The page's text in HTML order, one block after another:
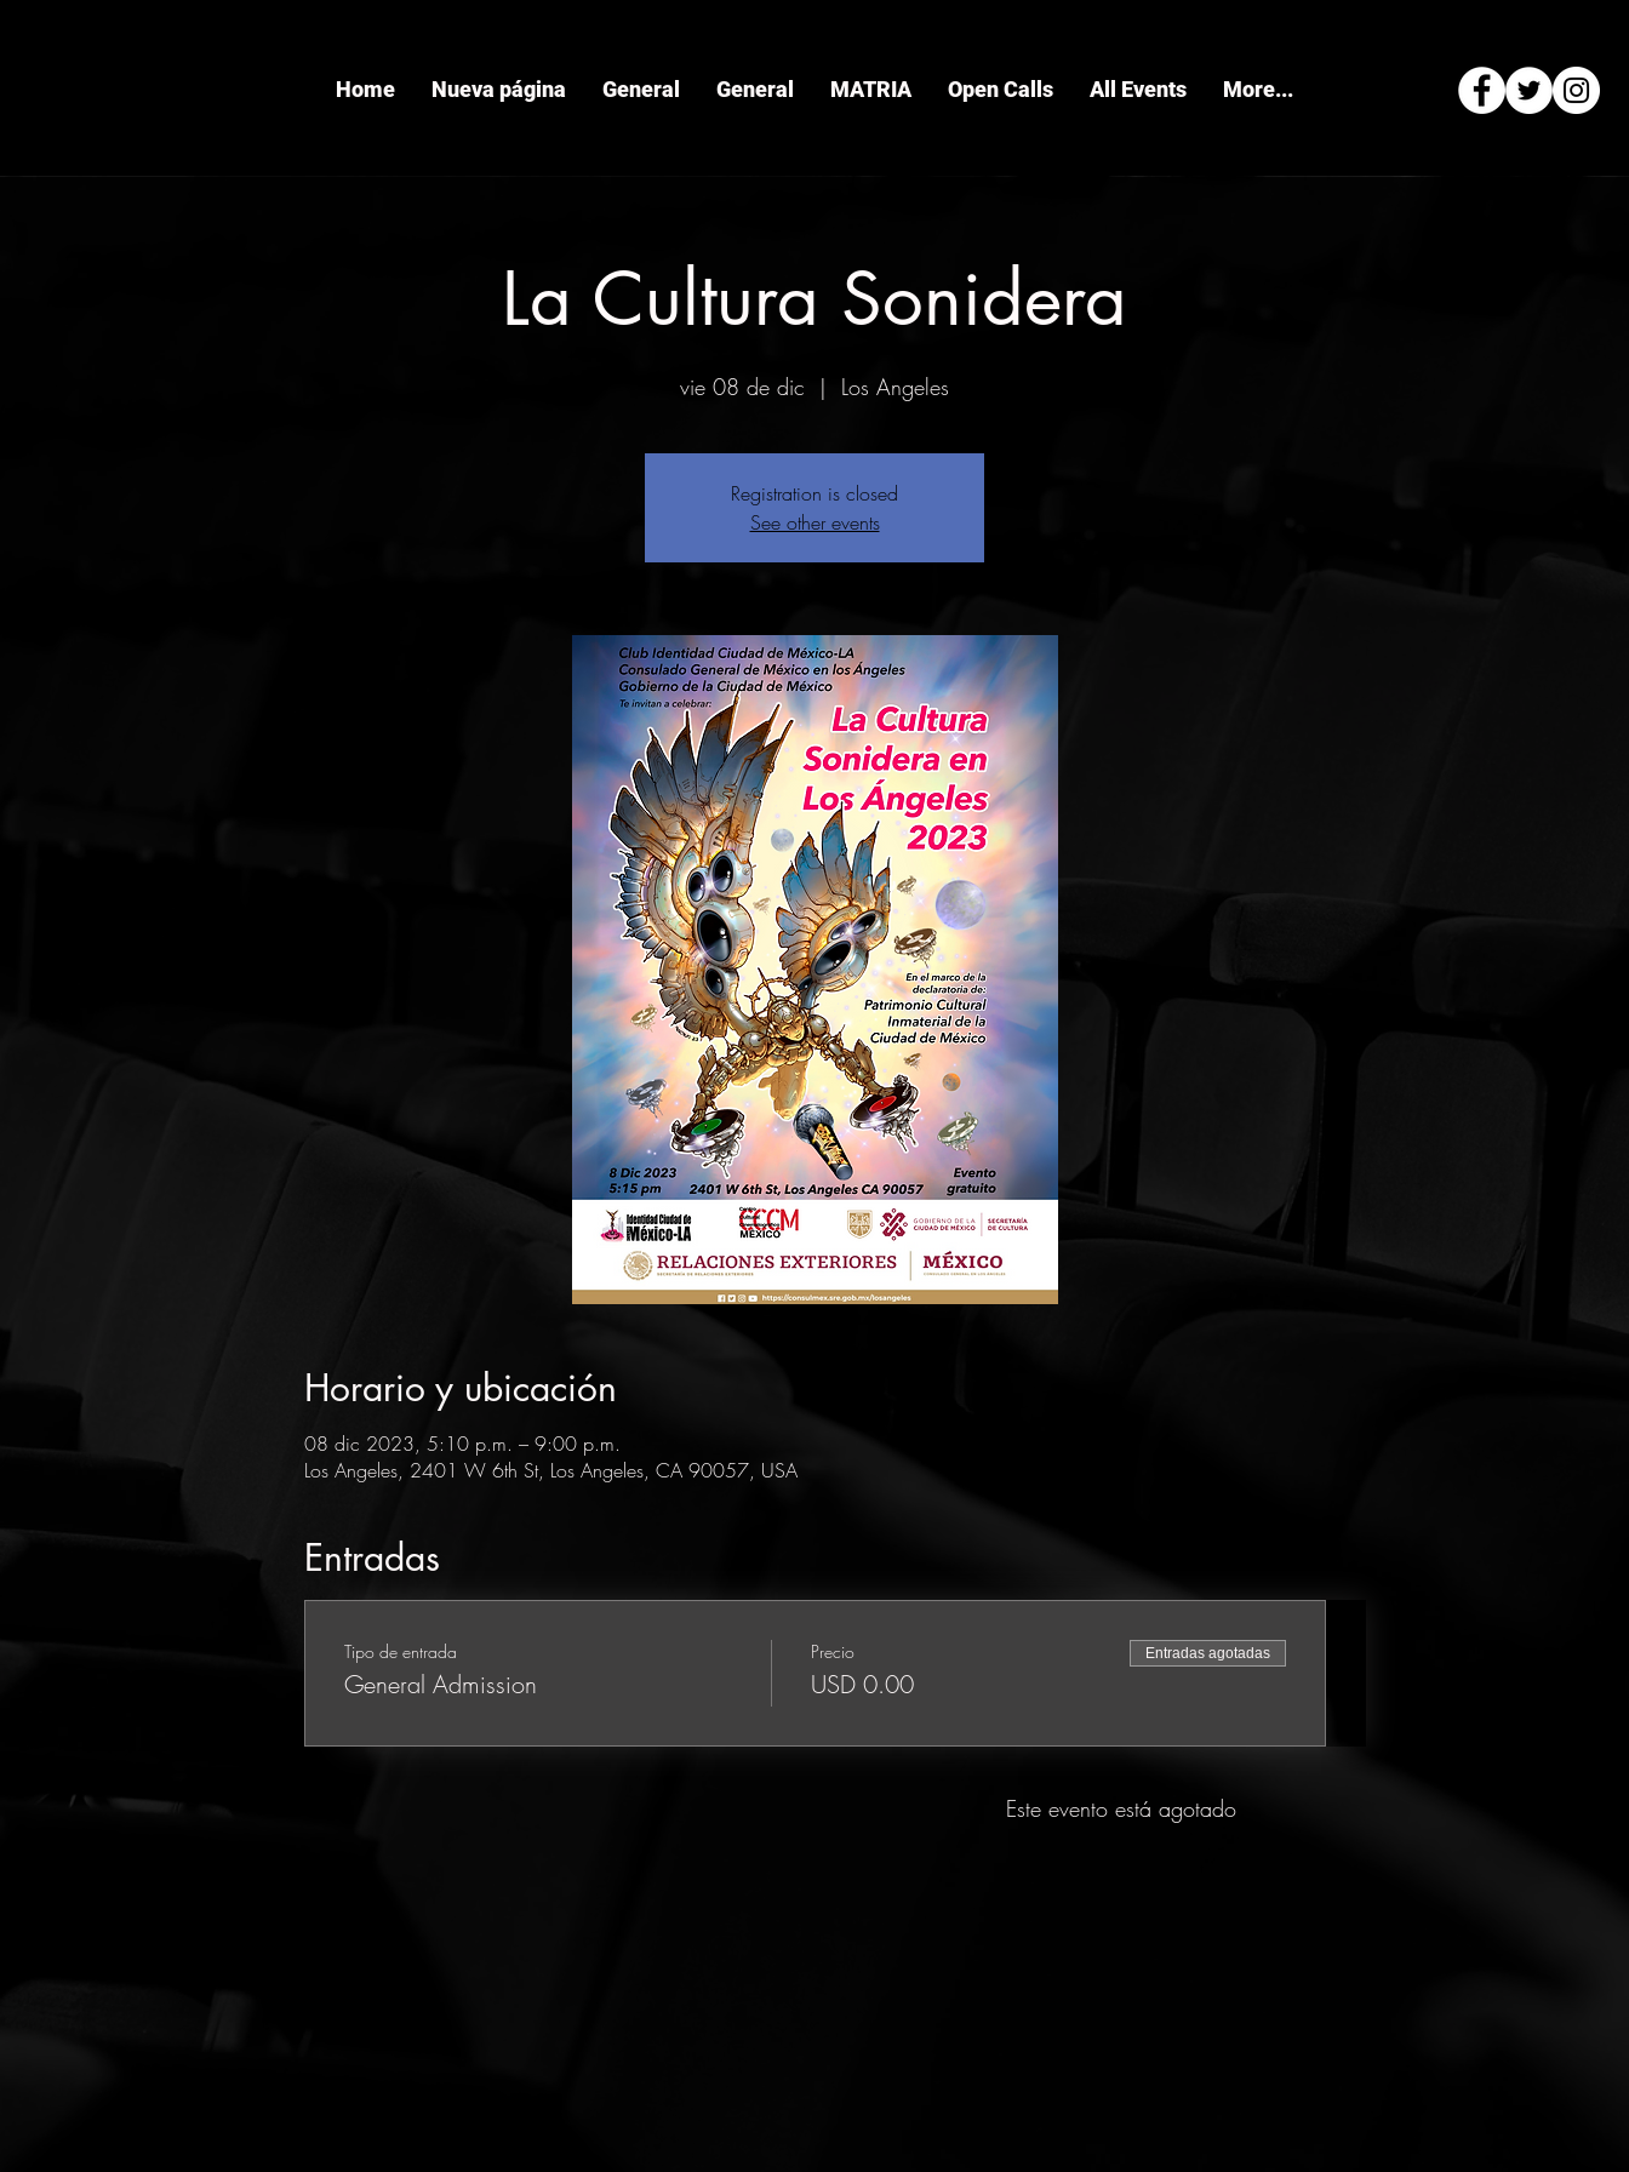
Home Nueva página General General MATRIA Open Calls All Events More...
La Cultura Sonidera
vie 08 de dic
  |
Los Angeles
Registration is closed
See other events
Horario y ubicación
08 dic 2023, 5:10 p.m. – 9:00 p.m.
Los Angeles, 2401 W 6th St, Los Angeles, CA 90057, USA
Entradas
Tipo de entrada
General Admission
Precio
USD 0.00
Entradas agotadas
Este evento está agotado